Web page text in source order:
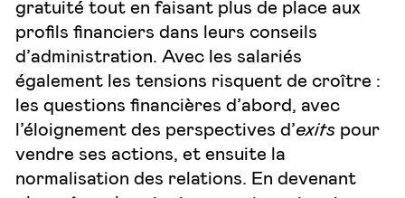
gratuité tout en faisant plus de place aux
profils financiers dans leurs conseils
d’administration. Avec les salariés
également les tensions risquent de croître :
les questions financières d’abord, avec
l’éloignement des perspectives d’exits pour
vendre ses actions, et ensuite la
normalisation des relations. En devenant